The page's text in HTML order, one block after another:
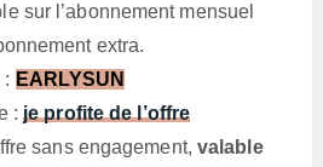
sur l’abonnement mensuel
extra.
: EARLYSUN
:je profite de l’offre
sans engagement, valable